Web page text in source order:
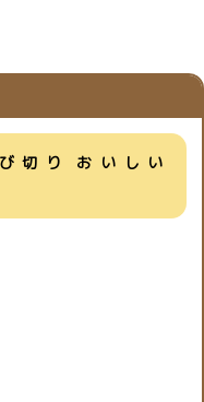
切り​おいしい​